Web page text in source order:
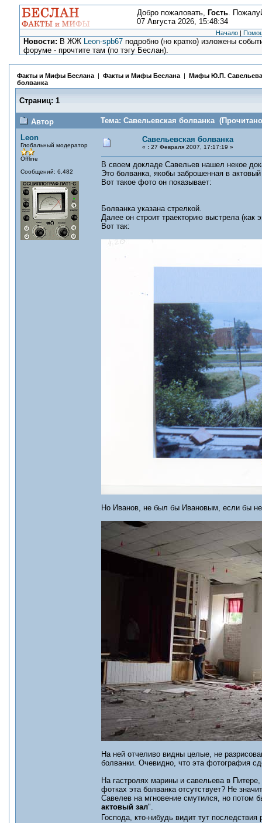
Добро пожаловать, Гость.
07 Августа 2026, 15:48:34
Начало |
Новости: В ЖЖ Leon-spb67 подробно (но кратко) изложены
форуме - прочтите там (по тэгу Беслан).
Факты и Мифы Беслана | Факты и Мифы Беслана | Мифы Ю.П. Савельева
болванка
Страниц: 1
Автор
Тема: Савельевская болванка (Прочитано
Leon
Глобальный модератор
Offline
Сообщений: 6,482
Савельевская болванка
« : 27 Февраля 2007, 17:17:19 »
В своем докладе Савельев нашел некое
Это болванка, якобы заброшенная в
Вот такое фото он показывает:
Болванка указана стрелкой.
Далее он строит траекторию выстрела (как
Вот так:
Но Иванов, не был бы Ивановым, если бы
На ней отчеливо видны целые, не
болванки. Очевидно, что эта фотография
На гастролях марины и савельева в
фотках эта болванка отсутствует? Не
Савелев на мгновение смутился, но потом
актовый зал".
Господа, кто-нибудь видит тут